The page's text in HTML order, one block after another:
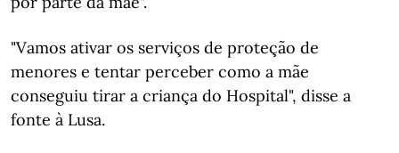
"Vamos ativar os serviços de proteção de
menores e tentar perceber como a mãe
conseguiu tirar a criança do Hospital", disse a
fonte à Lusa.